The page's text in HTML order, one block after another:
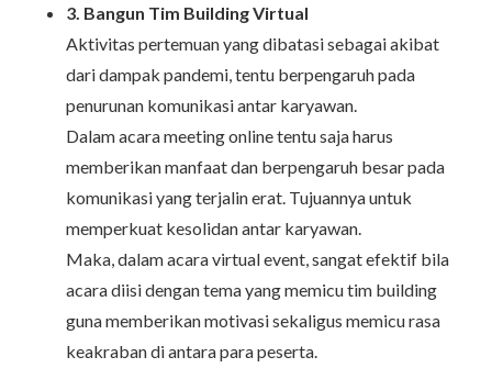
3. Bangun Tim Building Virtual
Aktivitas pertemuan yang dibatasi sebagai akibat
dari dampak pandemi, tentu berpengaruh pada
penurunan komunikasi antar karyawan.
Dalam acara meeting online tentu saja harus
memberikan manfaat dan berpengaruh besar pada
komunikasi yang terjalin erat. Tujuannya untuk
memperkuat kesolidan antar karyawan.
Maka, dalam acara virtual event, sangat efektif bila
acara diisi dengan tema yang memicu tim building
guna memberikan motivasi sekaligus memicu rasa
keakraban di antara para peserta.